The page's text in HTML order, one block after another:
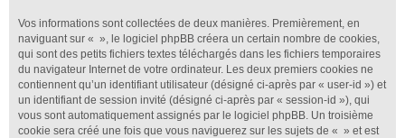
Vos informations sont collectées de deux manières. Premièrement, en
naviguant sur « », le logiciel phpBB créera un certain nombre de cookies,
qui sont des petits fichiers textes téléchargés dans les fichiers temporaires
du navigateur Internet de votre ordinateur. Les deux premiers cookies ne
contiennent qu’un identifiant utilisateur (désigné ci-après par « user-id ») et
un identifiant de session invité (désigné ci-après par « session-id »), qui
vous sont automatiquement assignés par le logiciel phpBB. Un troisième
cookie sera créé une fois que vous naviguerez sur les sujets de « » et est